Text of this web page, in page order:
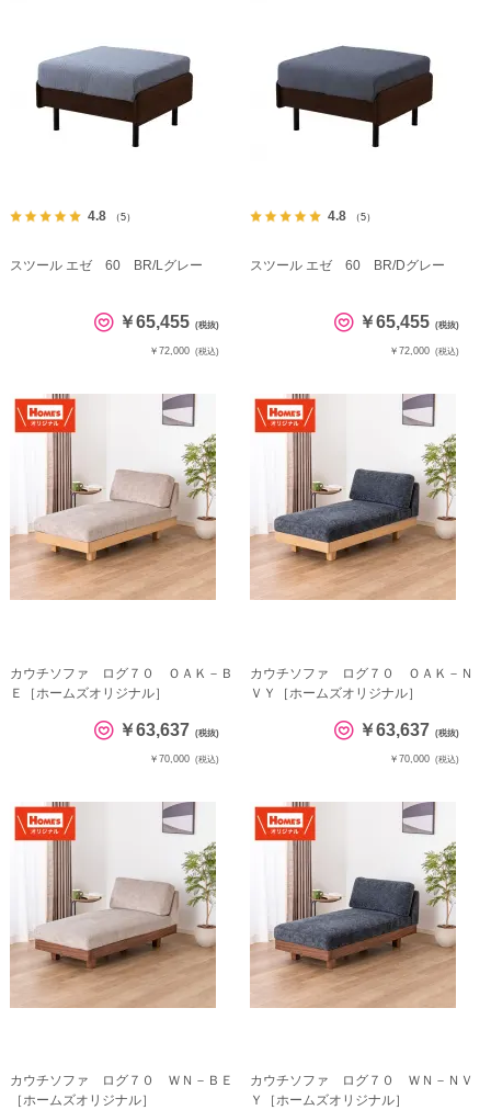
4.8 （5）
スツール エゼ 60 BR/Lグレー
￥65,455 (税抜)
￥72,000 (税込)
4.8 （5）
スツール エゼ 60 BR/Dグレー
￥65,455 (税抜)
￥72,000 (税込)
カウチソファ ログ７０ ＯＡＫ－Ｂ
Ｅ［ホームズオリジナル］
￥63,637 (税抜)
￥70,000 (税込)
カウチソファ ログ７０ ＯＡＫ－Ｎ
ＶＹ［ホームズオリジナル］
￥63,637 (税抜)
￥70,000 (税込)
カウチソファ ログ７０ ＷＮ－ＢＥ
［ホームズオリジナル］
カウチソファ ログ７０ ＷＮ－ＮＶ
Ｙ［ホームズオリジナル］